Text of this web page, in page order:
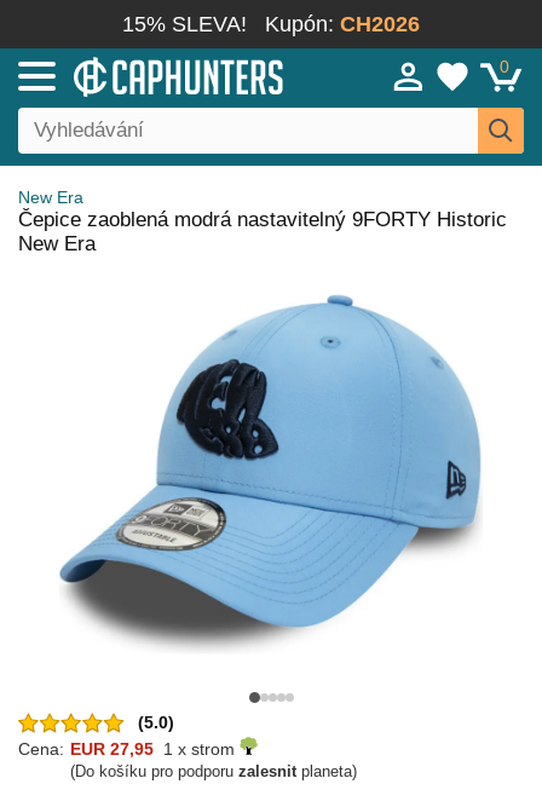
15% SLEVA! Kupón: CH2026
0
New Era
Čepice zaoblená modrá nastavitelný 9FORTY Historic
New Era
(5.0)
Cena: EUR 27,95 1 x strom
(Do košíku pro podporu zalesnitplaneta)